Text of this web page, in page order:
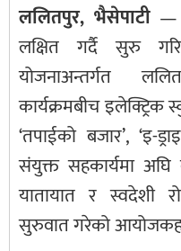
ललितपुर, भैसेपाटी —
लक्षित गर्दै सुरु
योजनाअन्तर्गत
कार्यक्रमबीच
‘तपाईको बजार’, ‘इ-
संयुक्त सहकार्यमा
यातायात र स्वदेशी
सुरुवात गरेको